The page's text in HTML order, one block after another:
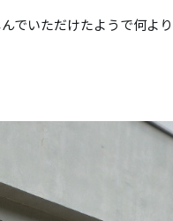
でいただけたようで何より